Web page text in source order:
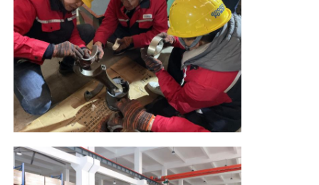
Kendaraan pencahayaan bergerak